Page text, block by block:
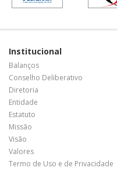
Institucional
Balanços
Conselho Deliberativo
Diretoria
Entidade
Estatuto
Missão
Visão
Valores
Termo de Uso e de Privacidade